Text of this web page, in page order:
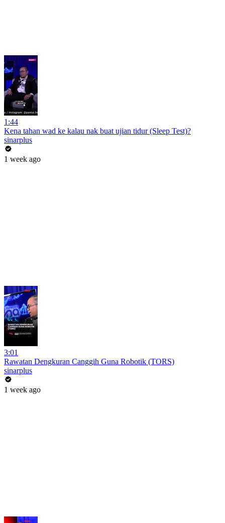
1:44
Kena tahan wad ke kalau nak buat ujian tidur (Sleep Test)?
sinarplus
1 week ago
3:01
Rawatan Dengkuran Canggih Guna Robotik (TORS)
sinarplus
1 week ago